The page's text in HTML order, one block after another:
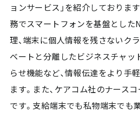
ョンサービス」を紹介しておりま
務でスマートフォンを基盤とした
理、端末に個人情報を残さないク
ベートと分離したビジネスチャッ
らせ機能など、情報伝達をより手
ます。また、ケアコム社のナース
です。支給端末でも私物端末でも